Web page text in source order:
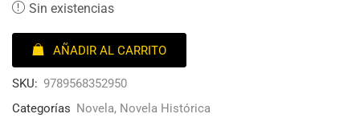
Sin existencias
AÑADIR AL CARRITO
SKU: 9789568352950
Categorías Novela, Novela Histórica